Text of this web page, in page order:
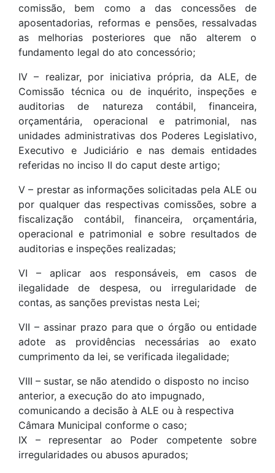
comissão, bem como a das concessões de
aposentadorias, reformas e pensões, ressalvadas
as melhorias posteriores que não alterem o
fundamento legal do ato concessório;
IV – realizar, por iniciativa própria, da ALE, de
Comissão técnica ou de inquérito, inspeções e
auditorias de natureza contábil, financeira,
orçamentária, operacional e patrimonial, nas
unidades administrativas dos Poderes Legislativo,
Executivo e Judiciário e nas demais entidades
referidas no inciso II do caput deste artigo;
V – prestar as informações solicitadas pela ALE ou
por qualquer das respectivas comissões, sobre a
fiscalização contábil, financeira, orçamentária,
operacional e patrimonial e sobre resultados de
auditorias e inspeções realizadas;
VI – aplicar aos responsáveis, em casos de
ilegalidade de despesa, ou irregularidade de
contas, as sanções previstas nesta Lei;
VII – assinar prazo para que o órgão ou entidade
adote as providências necessárias ao exato
cumprimento da lei, se verificada ilegalidade;
VIII – sustar, se não atendido o disposto no inciso
anterior, a execução do ato impugnado,
comunicando a decisão à ALE ou à respectiva
Câmara Municipal conforme o caso;
IX – representar ao Poder competente sobre
irregularidades ou abusos apurados;